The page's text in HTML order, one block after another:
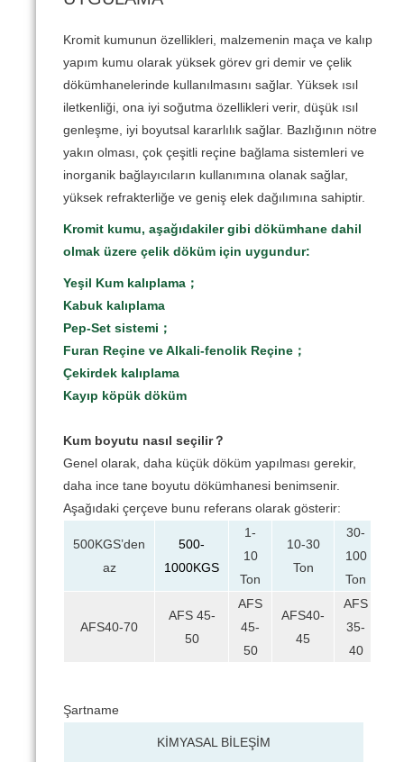
Kromit kumunun özellikleri, malzemenin maça ve kalıp
yapım kumu olarak yüksek görev gri demir ve çelik
dökümhanelerinde kullanılmasını sağlar. Yüksek ısıl
iletkenliği, ona iyi soğutma özellikleri verir, düşük ısıl
genleşme, iyi boyutsal kararlılık sağlar. Bazlığının nötre
yakın olması, çok çeşitli reçine bağlama sistemleri ve
inorganik bağlayıcıların kullanımına olanak sağlar,
yüksek refrakterliğe ve geniş elek dağılımına sahiptir.
Kromit kumu, aşağıdakiler gibi dökümhane dahil
olmak üzere çelik döküm için uygundur:
Yeşil Kum kalıplama；
Kabuk kalıplama
Pep-Set sistemi；
Furan Reçine ve Alkali-fenolik Reçine；
Çekirdek kalıplama
Kayıp köpük döküm
Kum boyutu nasıl seçilir？
Genel olarak, daha küçük döküm yapılması gerekir,
daha ince tane boyutu dökümhanesi benimsenir.
Aşağıdaki çerçeve bunu referans olarak gösterir:
500KGS’den
az
500-
1000KGS
1-
10
Ton
10-30
Ton
30-
100
Ton
AFS40-70
AFS 45-
50
AFS
45-
50
AFS40-
45
AFS
35-
40
Şartname
KİMYASAL BİLEŞİM